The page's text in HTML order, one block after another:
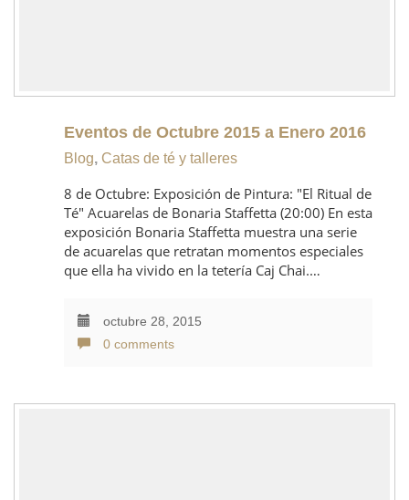
Eventos de Octubre 2015 a Enero 2016
Blog, Catas de té y talleres
8 de Octubre: Exposición de Pintura: "El Ritual de
Té" Acuarelas de Bonaria Staffetta (20:00) En esta
exposición Bonaria Staffetta muestra una serie
de acuarelas que retratan momentos especiales
que ella ha vivido en la tetería Caj Chai.…
octubre 28, 2015
0 comments